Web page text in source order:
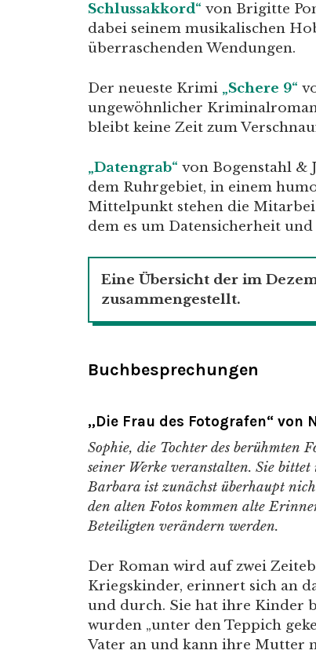
Schlussakkord“ von Brigitte
dabei seinem musikalischen
überraschenden Wendungen.
Der neueste Krimi „Schere 9“
ungewöhnlicher
bleibt keine Zeit zum
„Datengrab“ von Bogenstahl &
dem Ruhrgebiet, in einem
Mittelpunkt stehen die
dem es um Datensicherheit
Eine Übersicht der im
zusammengestellt.
Buchbesprechungen
„Die Frau des Fotografen“ von
Sophie, die Tochter des berühmten
seiner Werke veranstalten. Sie
Barbara ist zunächst überhaupt
den alten Fotos kommen alte
Beteiligten verändern werden.
Der Roman wird auf zwei
Kriegskinder, erinnert sich an
und durch. Sie hat ihre Kinder
wurden „unter den Teppich
Vater an und kann ihre Mutter